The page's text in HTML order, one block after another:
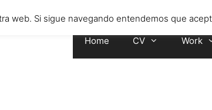
Home CV Work
web. Si sigue navegando entendemos que